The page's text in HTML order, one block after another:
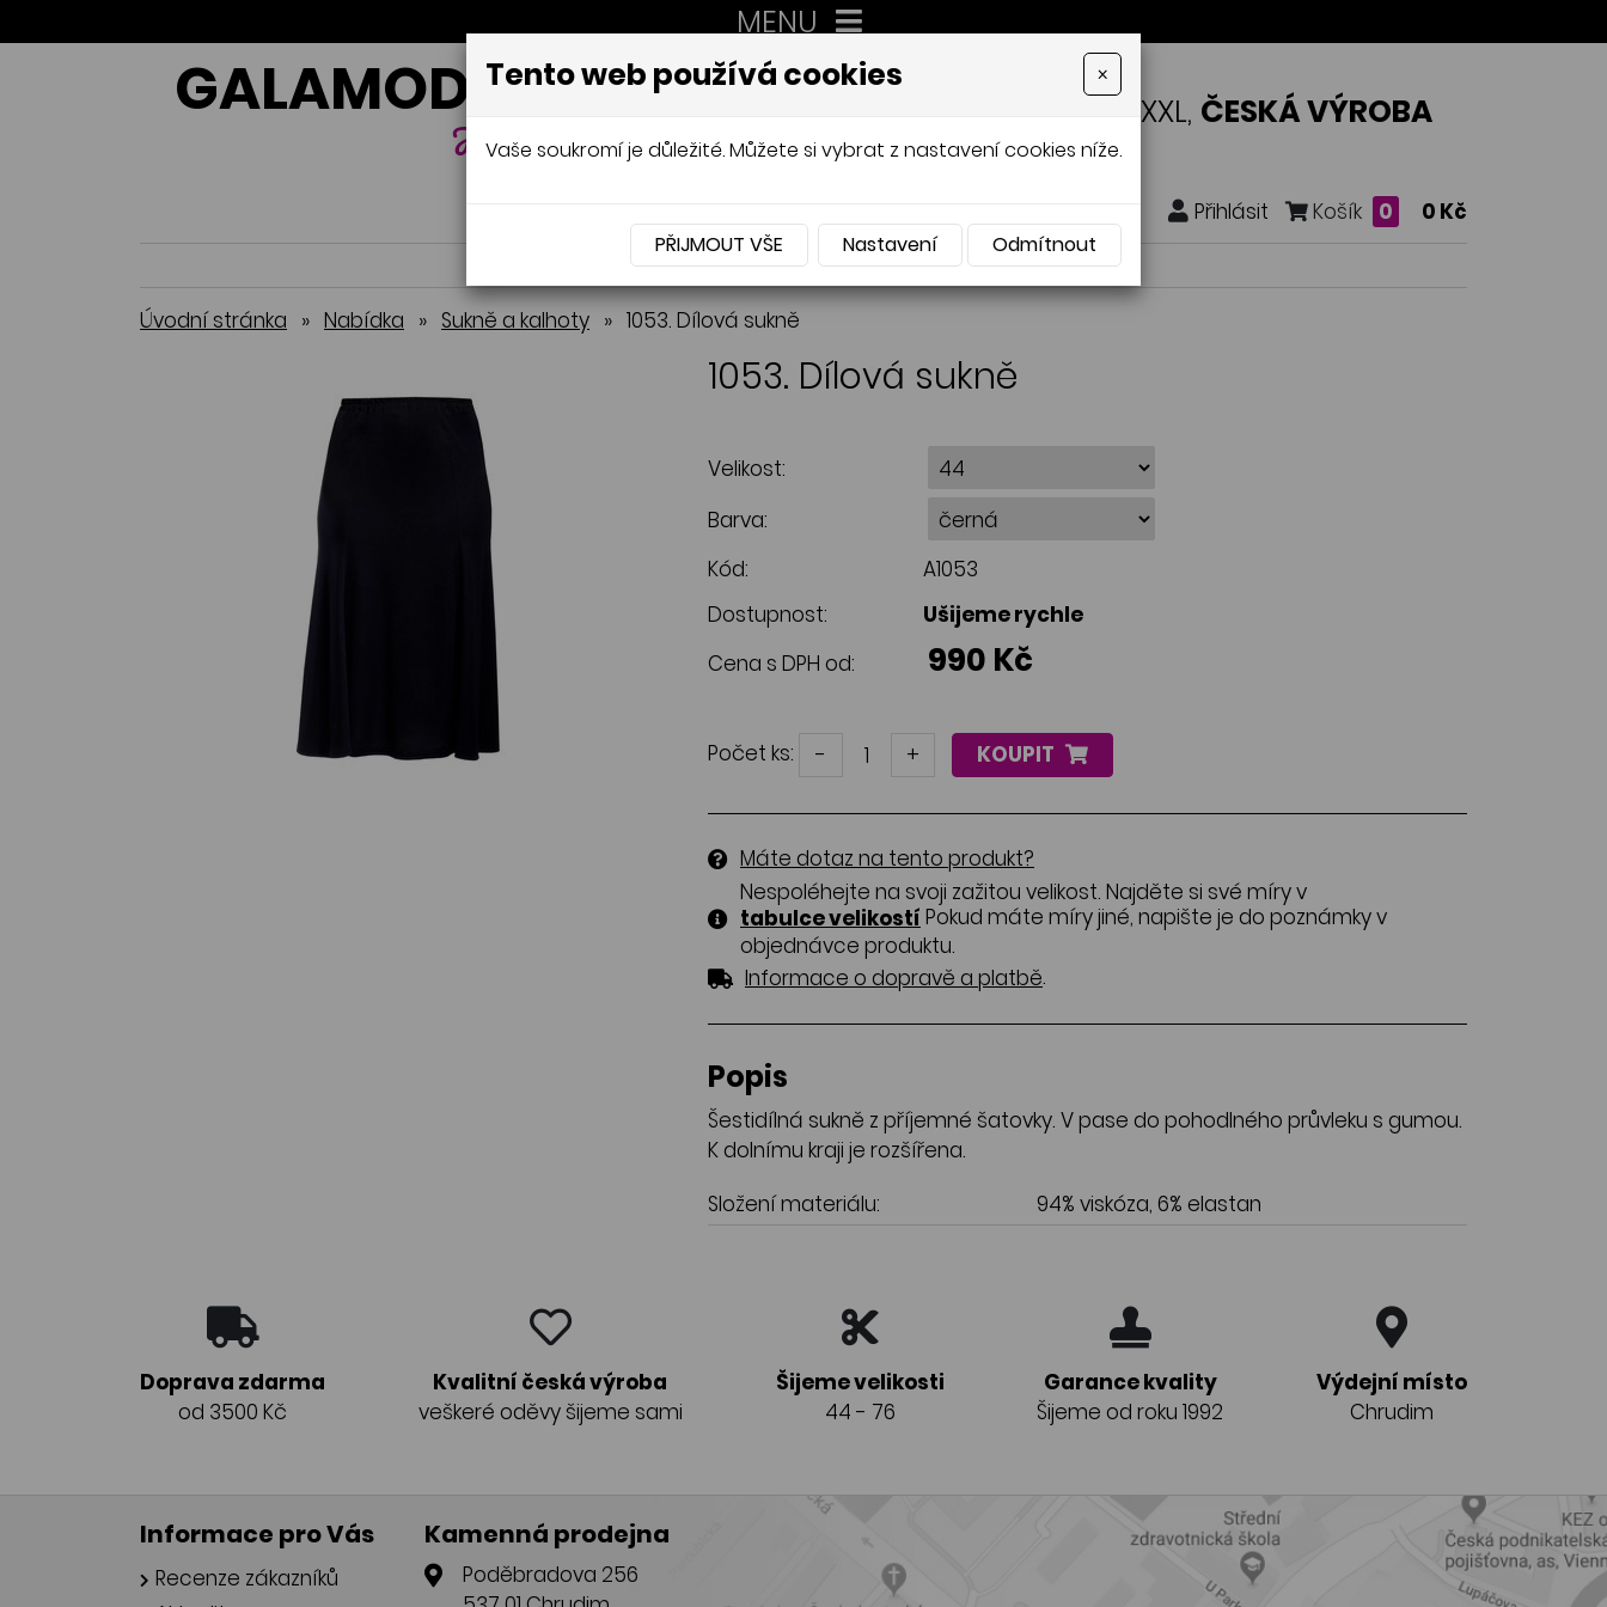
MENU
GALAMODA-XXL
Jana Mládková
AUTORSKÉ ŠITÍ, DÁMSKÉ VELIKOSTI XXL, ČESKÁ VÝROBA
Přihlásit Košík 0 0 Kč
NABÍDKA
Úvodní stránka » Nabídka » Sukně a kalhoty » 1053. Dílová sukně
1053. Dílová sukně
Velikost:
Barva:
Kód:
A1053
Dostupnost:
Ušijeme rychle
Cena s DPH od:
990 Kč
Počet ks: - + KOUPIT
Máte dotaz na tento produkt?
Nespoléhejte na svoji zažitou velikost. Najděte si své míry v
tabulce velikostí Pokud máte míry jiné, napište je do poznámky v
objednávce produktu.
Informace o dopravě a platbě.
Popis
Šestidílná sukně z příjemné šatovky. V pase do pohodlného průvleku s gumou.
K dolnímu kraji je rozšířena.
Složení materiálu:
94% viskóza, 6% elastan
Doprava zdarma
od 3500 Kč
Kvalitní česká výroba
veškeré oděvy šijeme sami
Šijeme velikosti
44 - 76
Garance kvality
Šijeme od roku 1992
Výdejní místo
Chrudim
Informace pro Vás
Recenze zákazníků
Kamenná prodejna
Poděbradova 256
Tento web používá cookies ×
Vaše soukromí je důležité. Můžete si vybrat z nastavení cookies níže.
PŘIJMOUT VŠE Nastavení Odmítnout